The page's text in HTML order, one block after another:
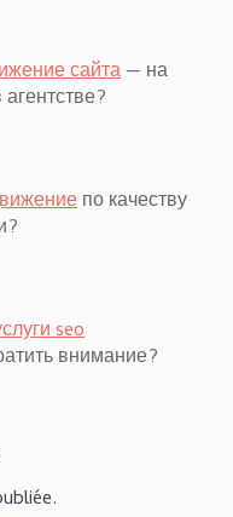
сайта— на
по качеству
seo
внимание?